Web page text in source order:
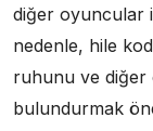
diğer oyuncular
nedenle, hile
ruhunu ve diğer
bulundurmak